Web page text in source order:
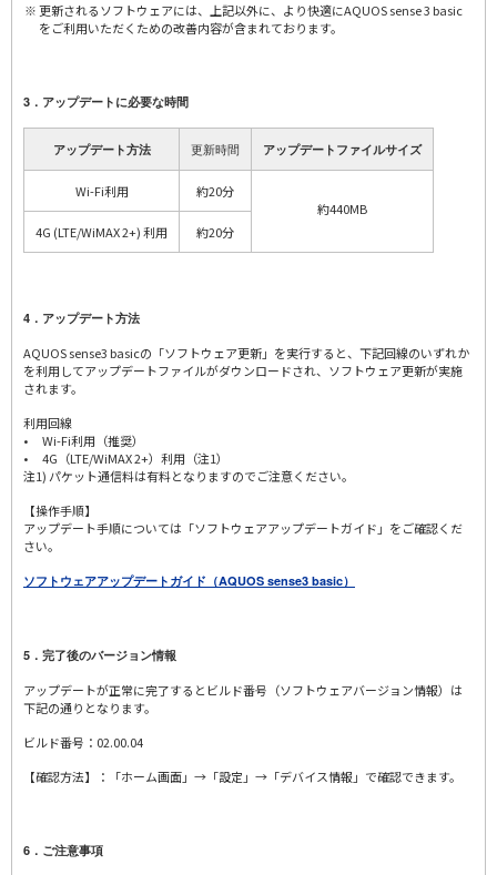
更新されるソフトウェアには、上記以外に、より快適にAQUOS sense 3 basic
をご利用いただくための改善内容が含まれております。
3．アップデートに必要な時間
アップデート方法 更新時間 アップデートファイルサイズ
Wi-Fi利用
約20分
約440MB
4G (LTE/WiMAX 2+) 利用
約20分
4．アップデート方法
AQUOS sense3 basicの「ソフトウェア更新」を実行すると、下記回線のいずれか
を利用してアップデートファイルがダウンロードされ、ソフトウェア更新が実施
されます。
利用回線
• Wi-Fi利用（推奨）
• 4G（LTE/WiMAX 2+）利用（注1）
注1) パケット通信料は有料となりますのでご注意ください。
【操作手順】
アップデート手順については「ソフトウェアアップデートガイド」をご確認くだ
さい。
ソフトウェアアップデートガイド（AQUOS sense3 basic）
5．完了後のバージョン情報
アップデートが正常に完了するとビルド番号（ソフトウェアバージョン情報）は
下記の通りとなります。
ビルド番号：02.00.04
【確認方法】：「ホーム画面」→「設定」→「デバイス情報」で確認できます。
6．ご注意事項